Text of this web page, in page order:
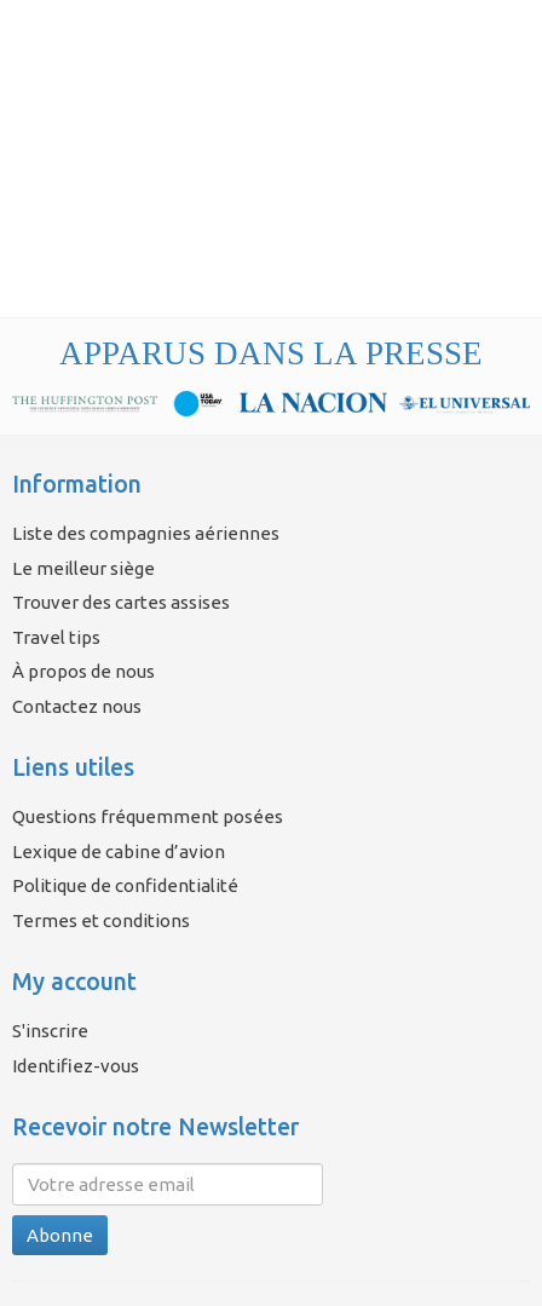
APPARUS DANS LA PRESSE
Information
Liste des compagnies aériennes
Le meilleur siège
Trouver des cartes assises
Travel tips
À propos de nous
Contactez nous
Liens utiles
Questions fréquemment posées
Lexique de cabine d’avion
Politique de confidentialité
Termes et conditions
My account
S'inscrire
Identifiez-vous
Recevoir notre Newsletter
Abonne